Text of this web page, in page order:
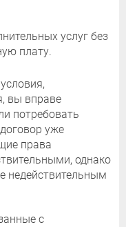
услуг без
плату.
вы вправе
потребовать
уже
права
однако
недействительным
с